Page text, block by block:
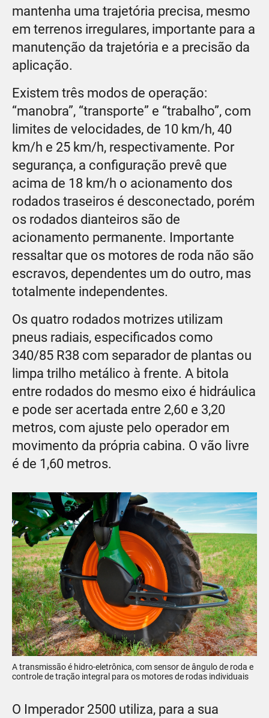
mantenha uma trajetória precisa, mesmo
em terrenos irregulares, importante para a
manutenção da trajetória e a precisão da
aplicação.
Existem três modos de operação:
“manobra”, “transporte” e “trabalho”, com
limites de velocidades, de 10 km/h, 40
km/h e 25 km/h, respectivamente. Por
segurança, a configuração prevê que
acima de 18 km/h o acionamento dos
rodados traseiros é desconectado, porém
os rodados dianteiros são de
acionamento permanente. Importante
ressaltar que os motores de roda não são
escravos, dependentes um do outro, mas
totalmente independentes.
Os quatro rodados motrizes utilizam
pneus radiais, especificados como
340/85 R38 com separador de plantas ou
limpa trilho metálico à frente. A bitola
entre rodados do mesmo eixo é hidráulica
e pode ser acertada entre 2,60 e 3,20
metros, com ajuste pelo operador em
movimento da própria cabina. O vão livre
é de 1,60 metros.
A transmissão é hidro-eletrônica, com sensor de ângulo de roda e
controle de tração integral para os motores de rodas individuais
O Imperador 2500 utiliza, para a sua